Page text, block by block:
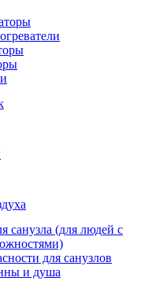
санузла (для людей с
для санузлов
и душа